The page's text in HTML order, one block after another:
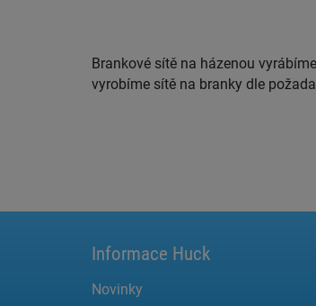
Brankové sítě na házenou
vyrobíme sítě na branky dle
Informace Huck
Novinky